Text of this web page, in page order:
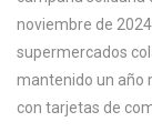
noviembre de
supermercados
mantenido un año
con tarjetas de